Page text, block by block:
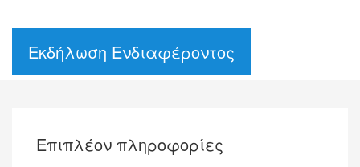
Εκδήλωση Ενδιαφέροντος
Επιπλέον πληροφορίες